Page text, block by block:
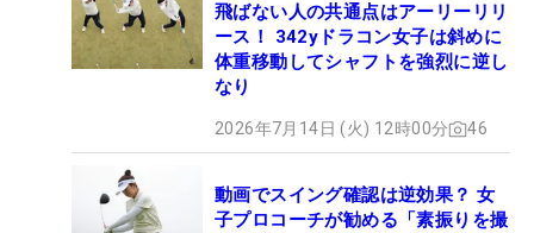
飛ばない人の共通点はアーリーリリ
ース！ 342yドラコン女子は斜めに
体重移動してシャフトを強烈に逆し
なり
2026年7月14日 (火) 12時00分 46
動画でスイング確認は逆効果？ 女
子プロコーチが勧める「素振りを撮